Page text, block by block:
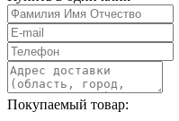
Покупаемый товар: